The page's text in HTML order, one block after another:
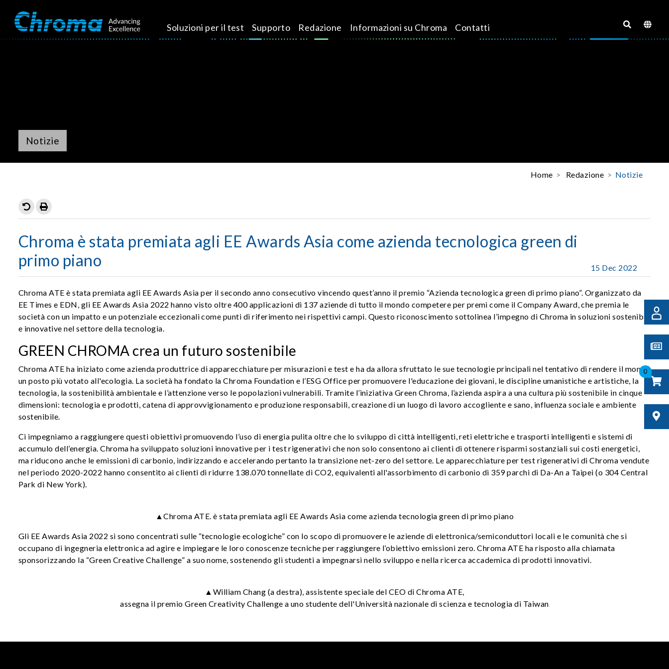
Soluzioni per il test Supporto Redazione Informazioni su Chroma Contatti
0
Notizie
Home Redazione Notizie
Chroma è stata premiata agli EE Awards Asia come azienda tecnologica green di
primo piano
15 Dec 2022
Chroma ATE è stata premiata agli EE Awards Asia per il secondo anno consecutivo vincendo quest’anno il premio “Azienda tecnologica green di primo piano”. Organizzato da
EE Times e EDN, gli EE Awards Asia 2022 hanno visto oltre 400 applicazioni di 137 aziende di tutto il mondo competere per premi come il Company Award, che premia le
società con un impatto e un potenziale eccezionali come punti di riferimento nei rispettivi campi. Questo riconoscimento sottolinea l’impegno di Chroma in soluzioni sostenibili
e innovative nel settore della tecnologia.
GREEN CHROMA crea un futuro sostenibile
Chroma ATE ha iniziato come azienda produttrice di apparecchiature per misurazioni e test e ha da allora sfruttato le sue tecnologie principali nel tentativo di rendere il mondo
un posto più votato all'ecologia. La società ha fondato la Chroma Foundation e l’ESG Office per promuovere l'educazione dei giovani, le discipline umanistiche e artistiche, la
tecnologia, la sostenibilità ambientale e l’attenzione verso le popolazioni vulnerabili. Tramite l’iniziativa Green Chroma, l’azienda aspira a una cultura più sostenibile in cinque
dimensioni: tecnologia e prodotti, catena di approvvigionamento e produzione responsabili, creazione di un luogo di lavoro accogliente e sano, influenza sociale e ambiente
sostenibile.
Ci impegniamo a raggiungere questi obiettivi promuovendo l’uso di energia pulita oltre che lo sviluppo di città intelligenti, reti elettriche e trasporti intelligenti e sistemi di
accumulo dell’energia. Chroma ha sviluppato soluzioni innovative per i test rigenerativi che non solo consentono ai clienti di ottenere risparmi sostanziali sui costi energetici,
ma riducono anche le emissioni di carbonio, indirizzando e accelerando pertanto la transizione net-zero del settore. Le apparecchiature per test rigenerativi di Chroma vendute
nel periodo 2020-2022 hanno consentito ai clienti di ridurre 138.070 tonnellate di CO2, equivalenti all'assorbimento di carbonio di 359 parchi di Da-An a Taipei (o 304 Central
Park di New York).
▲Chroma ATE. è stata premiata agli EE Awards Asia come azienda tecnologia green di primo piano
Gli EE Awards Asia 2022 si sono concentrati sulle “tecnologie ecologiche” con lo scopo di promuovere le aziende di elettronica/semiconduttori locali e le comunità che si
occupano di ingegneria elettronica ad agire e impiegare le loro conoscenze tecniche per raggiungere l’obiettivo emissioni zero. Chroma ATE ha risposto alla chiamata
sponsorizzando la “Green Creative Challenge” a suo nome, sostenendo gli studenti a impegnarsi nello sviluppo e nella ricerca accademica di prodotti innovativi.
▲William Chang (a destra), assistente speciale del CEO di Chroma ATE,
assegna il premio Green Creativity Challenge a uno studente dell'Università nazionale di scienza e tecnologia di Taiwan